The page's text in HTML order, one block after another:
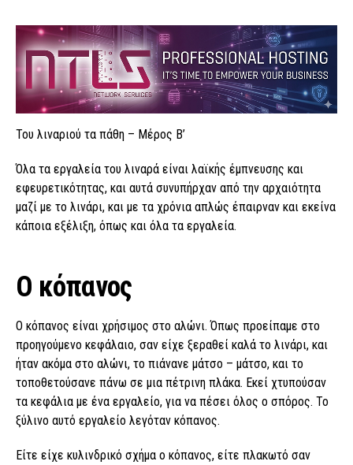
Του λιναριού τα πάθη – Μέρος Β’
Όλα τα εργαλεία του λιναρά είναι λαϊκής έμπνευσης και
εφευρετικότητας, και αυτά συνυπήρχαν από την αρχαιότητα
μαζί με το λινάρι, και με τα χρόνια απλώς έπαιρναν και εκείνα
κάποια εξέλιξη, όπως και όλα τα εργαλεία.
Ο κόπανος
Ο κόπανος είναι χρήσιμος στο αλώνι. Όπως προείπαμε στο
προηγούμενο κεφάλαιο, σαν είχε ξεραθεί καλά το λινάρι, και
ήταν ακόμα στο αλώνι, το πιάνανε μάτσο – μάτσο, και το
τοποθετούσανε πάνω σε μια πέτρινη πλάκα. Εκεί χτυπούσαν
τα κεφάλια με ένα εργαλείο, για να πέσει όλος ο σπόρος. Το
ξύλινο αυτό εργαλείο λεγόταν κόπανος.
Είτε είχε κυλινδρικό σχήμα ο κόπανος, είτε πλακωτό σαν